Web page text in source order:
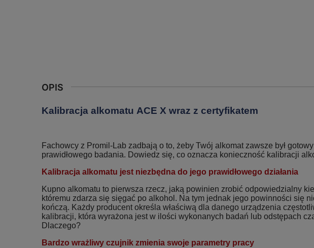
OPIS
Kalibracja alkomatu ACE X wraz z certyfikatem
Fachowcy z Promil-Lab zadbają o to, żeby Twój alkomat zawsze był
prawidłowego badania. Dowiedz się, co oznacza konieczność kalibracji
Kalibracja alkomatu jest niezbędna do jego prawidłowego działania
Kupno alkomatu to pierwsza rzecz, jaką powinien zrobić odpowiedzialny
któremu zdarza się sięgać po alkohol. Na tym jednak jego powinności się
kończą. Każdy producent określa właściwą dla danego urządzenia
kalibracji, która wyrażona jest w ilości wykonanych badań lub odstępach
Dlaczego?
Bardzo wrażliwy czujnik zmienia swoje parametry pracy